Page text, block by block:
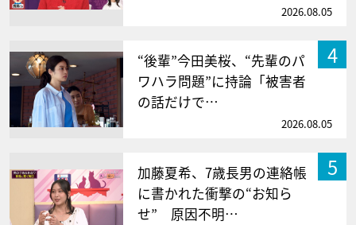
2026.08.05
4
“後輩”今田美桜、“先輩のパ
ワハラ問題”に持論「被害者
の話だけで…
2026.08.05
5
加藤夏希、7歳長男の連絡帳
に書かれた衝撃の“お知ら
せ” 原因不明…